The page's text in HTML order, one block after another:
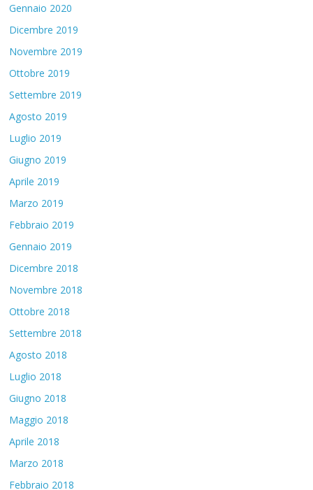
Gennaio 2020
Dicembre 2019
Novembre 2019
Ottobre 2019
Settembre 2019
Agosto 2019
Luglio 2019
Giugno 2019
Aprile 2019
Marzo 2019
Febbraio 2019
Gennaio 2019
Dicembre 2018
Novembre 2018
Ottobre 2018
Settembre 2018
Agosto 2018
Luglio 2018
Giugno 2018
Maggio 2018
Aprile 2018
Marzo 2018
Febbraio 2018